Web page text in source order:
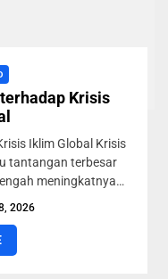
Krisis
Iklim Global Krisis
tantangan terbesar
meningkatnya
2026